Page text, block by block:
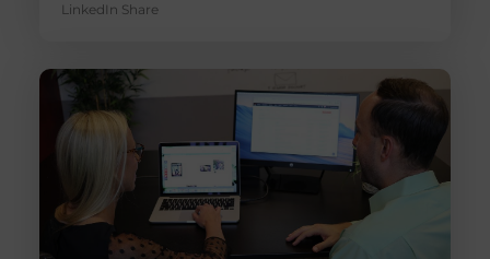
LinkedIn Share